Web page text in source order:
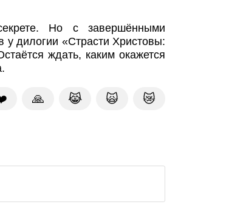
Но с завершёнными
дилогии «Страсти Христовы:
ждать, каким окажется
🙏 😹 🙀 😿